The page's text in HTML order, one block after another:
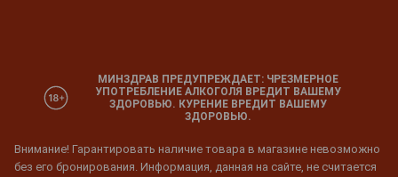
МИНЗДРАВ ПРЕДУПРЕЖДАЕТ: ЧРЕЗМЕРНОЕ
УПОТРЕБЛЕНИЕ АЛКОГОЛЯ ВРЕДИТ ВАШЕМУ
ЗДОРОВЬЮ. КУРЕНИЕ ВРЕДИТ ВАШЕМУ
ЗДОРОВЬЮ.
Внимание! Гарантировать наличие товара в магазине невозможно
без его бронирования. Информация, данная на сайте, не считается